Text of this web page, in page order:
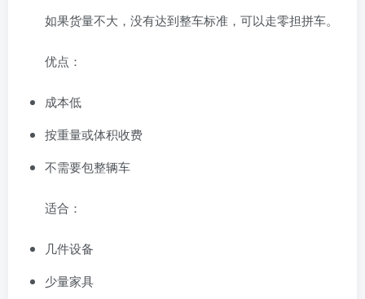
如果货量不大，没有达到整车标准，可以走零担拼车。
优点：
成本低
按重量或体积收费
不需要包整辆车
适合：
几件设备
少量家具